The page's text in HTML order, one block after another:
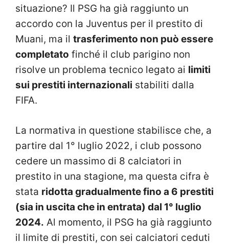
situazione? Il PSG ha già raggiunto un
accordo con la Juventus per il prestito di
Muani, ma il trasferimento non può essere
completato finché il club parigino non
risolve un problema tecnico legato ai limiti
sui prestiti internazionali stabiliti dalla
FIFA.
La normativa in questione stabilisce che, a
partire dal 1° luglio 2022, i club possono
cedere un massimo di 8 calciatori in
prestito in una stagione, ma questa cifra è
stata ridotta gradualmente fino a 6 prestiti
(sia in uscita che in entrata) dal 1° luglio
2024. Al momento, il PSG ha già raggiunto
il limite di prestiti, con sei calciatori ceduti